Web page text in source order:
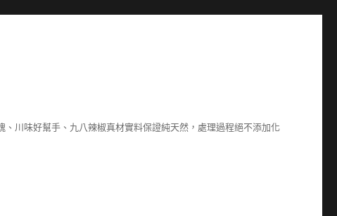
川味好幫手、九八辣椒真材實料保證純天然，處理過程絕不添加化